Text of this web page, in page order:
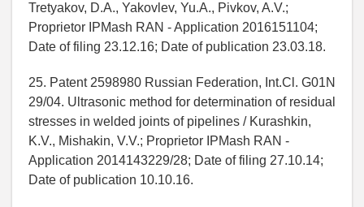
Tretyakov, D.A., Yakovlev, Yu.A., Pivkov, A.V.;
Proprietor IPMash RAN - Application 2016151104;
Date of filing 23.12.16; Date of publication 23.03.18.
25. Patent 2598980 Russian Federation, Int.Cl. G01N
29/04. Ultrasonic method for determination of residual
stresses in welded joints of pipelines / Kurashkin,
K.V., Mishakin, V.V.; Proprietor IPMash RAN -
Application 2014143229/28; Date of filing 27.10.14;
Date of publication 10.10.16.